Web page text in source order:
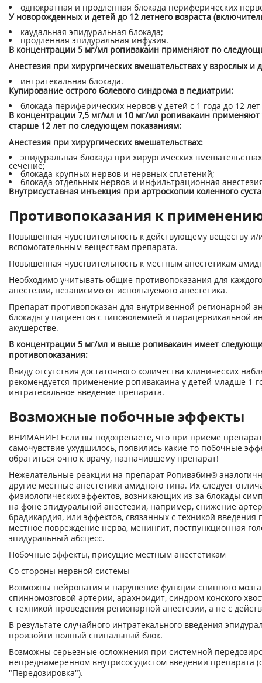
однократная и продленная блокада периферических
У новорожденных и детей до 12 летнего возраста
каудальная эпидуральная блокада;
продленная эпидуральная инфузия.
В концентрации 5 мг/мл ропивакаин применяют по
Анестезия при хирургических вмешательствах у взрослых и
интратекальная блокада.
Купирование острого болевого синдрома в педиатрии:
блокада периферических нервов у детей с 1 года до 12
В концентрации 7,5 мг/мл и 10 мг/мл ропивакаин применяют
старше 12 лет по следующем показаниям:
Анестезия при хирургических вмешательствах:
эпидуральная блокада при хирургических
сечение;
блокада крупных нервов и нервных сплетений;
блокада отдельных нервов и инфильтрационная
Внутрисуставная инъекция при артроскопии коленного
Противопоказания к
Повышенная чувствительность к действующему веществу и/
вспомогательным веществам препарата.
Повышенная чувствительность к местным анестетикам
Необходимо учитывать общие противопоказания для
анестезии, независимо от используемого анестетика.
Препарат противопоказан для внутривенной регионарной
блокады у пациентов с гиповолемией и парацервикальной
акушерстве.
В концентрации 5 мг/мл и выше ропивакаин имеет
противопоказания:
Ввиду отсутствия достаточного количества клинических
рекомендуется применение ропивакаина у детей младше 1-
интратекальное введение препарата.
Возможные побочные эффекты
ВНИМАНИЕ! Если вы подозреваете, что при приеме
самочувствие ухудшилось, появились какие-то побочные
обратиться очно к врачу, назначившему препарат!
Нежелательные реакции на препарат Ропивабин®
другие местные анестетики амидного типа. Их следует
физиологических эффектов, возникающих из-за блокады
на фоне эпидуральной анестезии, например, снижение
брадикардия, или эффектов, связанных с техникой введения
местное повреждение нерва, менингит, постпункционная
эпидуральный абсцесс.
Побочные эффекты, присущие местным анестетикам
Со стороны нервной системы
Возможны нейропатия и нарушение функции спинного
спинномозговой артерии, арахноидит, синдром конского
с техникой проведения регионарной анестезии, а не с
В результате случайного интратекального введения
произойти полный спинальный блок.
Возможны серьезные осложнения при системной
непреднамеренном внутрисосудистом введении препарата
"Передозировка").